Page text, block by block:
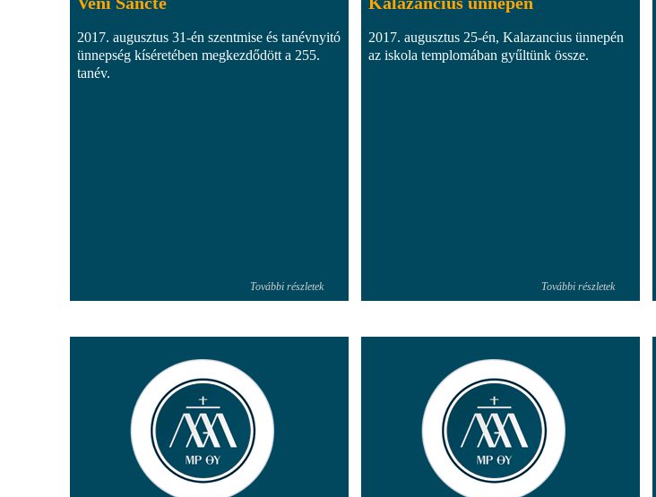
2017. augusztus 31-én szentmise és tanévnyitó
ünnepség kíséretében megkezdődött a 255.
tanév.
További részletek
2017. augusztus 25-én, Kalazancius ünnepén
az iskola templomában gyűltünk össze.
További részletek